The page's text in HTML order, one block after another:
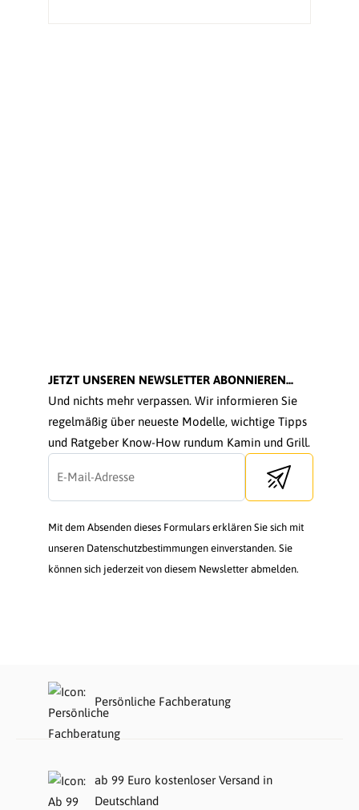
JETZT UNSEREN NEWSLETTER ABONNIEREN...
Und nichts mehr verpassen. Wir informieren Sie
regelmäßig über neueste Modelle, wichtige Tipps
und Ratgeber Know-How rundum Kamin und Grill.
Send newsletter
Mit dem Absenden dieses Formulars erklären Sie sich mit
unseren Datenschutzbestimmungen einverstanden. Sie
können sich jederzeit von diesem Newsletter abmelden.
Persönliche Fachberatung
ab 99 Euro kostenloser Versand in
Deutschland